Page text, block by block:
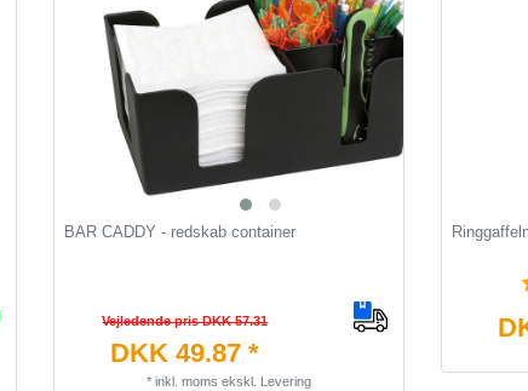
BAR CADDY - redskab container
Vejledende pris DKK 57.31
DKK 49.87 *
* inkl. moms ekskl. Levering